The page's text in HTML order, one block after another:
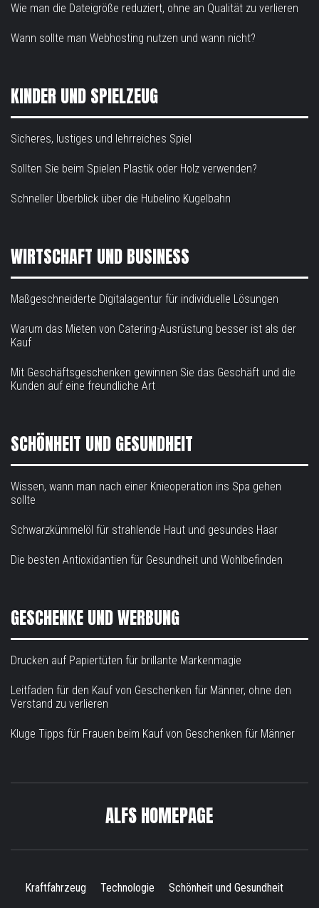
Wie man die Dateigröße reduziert, ohne an Qualität zu verlieren
Wann sollte man Webhosting nutzen und wann nicht?
KINDER UND SPIELZEUG
Sicheres, lustiges und lehrreiches Spiel
Sollten Sie beim Spielen Plastik oder Holz verwenden?
Schneller Überblick über die Hubelino Kugelbahn
WIRTSCHAFT UND BUSINESS
Maßgeschneiderte Digitalagentur für individuelle Lösungen
Warum das Mieten von Catering-Ausrüstung besser ist als der
Kauf
Mit Geschäftsgeschenken gewinnen Sie das Geschäft und die
Kunden auf eine freundliche Art
SCHÖNHEIT UND GESUNDHEIT
Wissen, wann man nach einer Knieoperation ins Spa gehen
sollte
Schwarzkümmelöl für strahlende Haut und gesundes Haar
Die besten Antioxidantien für Gesundheit und Wohlbefinden
GESCHENKE UND WERBUNG
Drucken auf Papiertüten für brillante Markenmagie
Leitfaden für den Kauf von Geschenken für Männer, ohne den
Verstand zu verlieren
Kluge Tipps für Frauen beim Kauf von Geschenken für Männer
ALFS HOMEPAGE
Kraftfahrzeug Technologie Schönheit und Gesundheit